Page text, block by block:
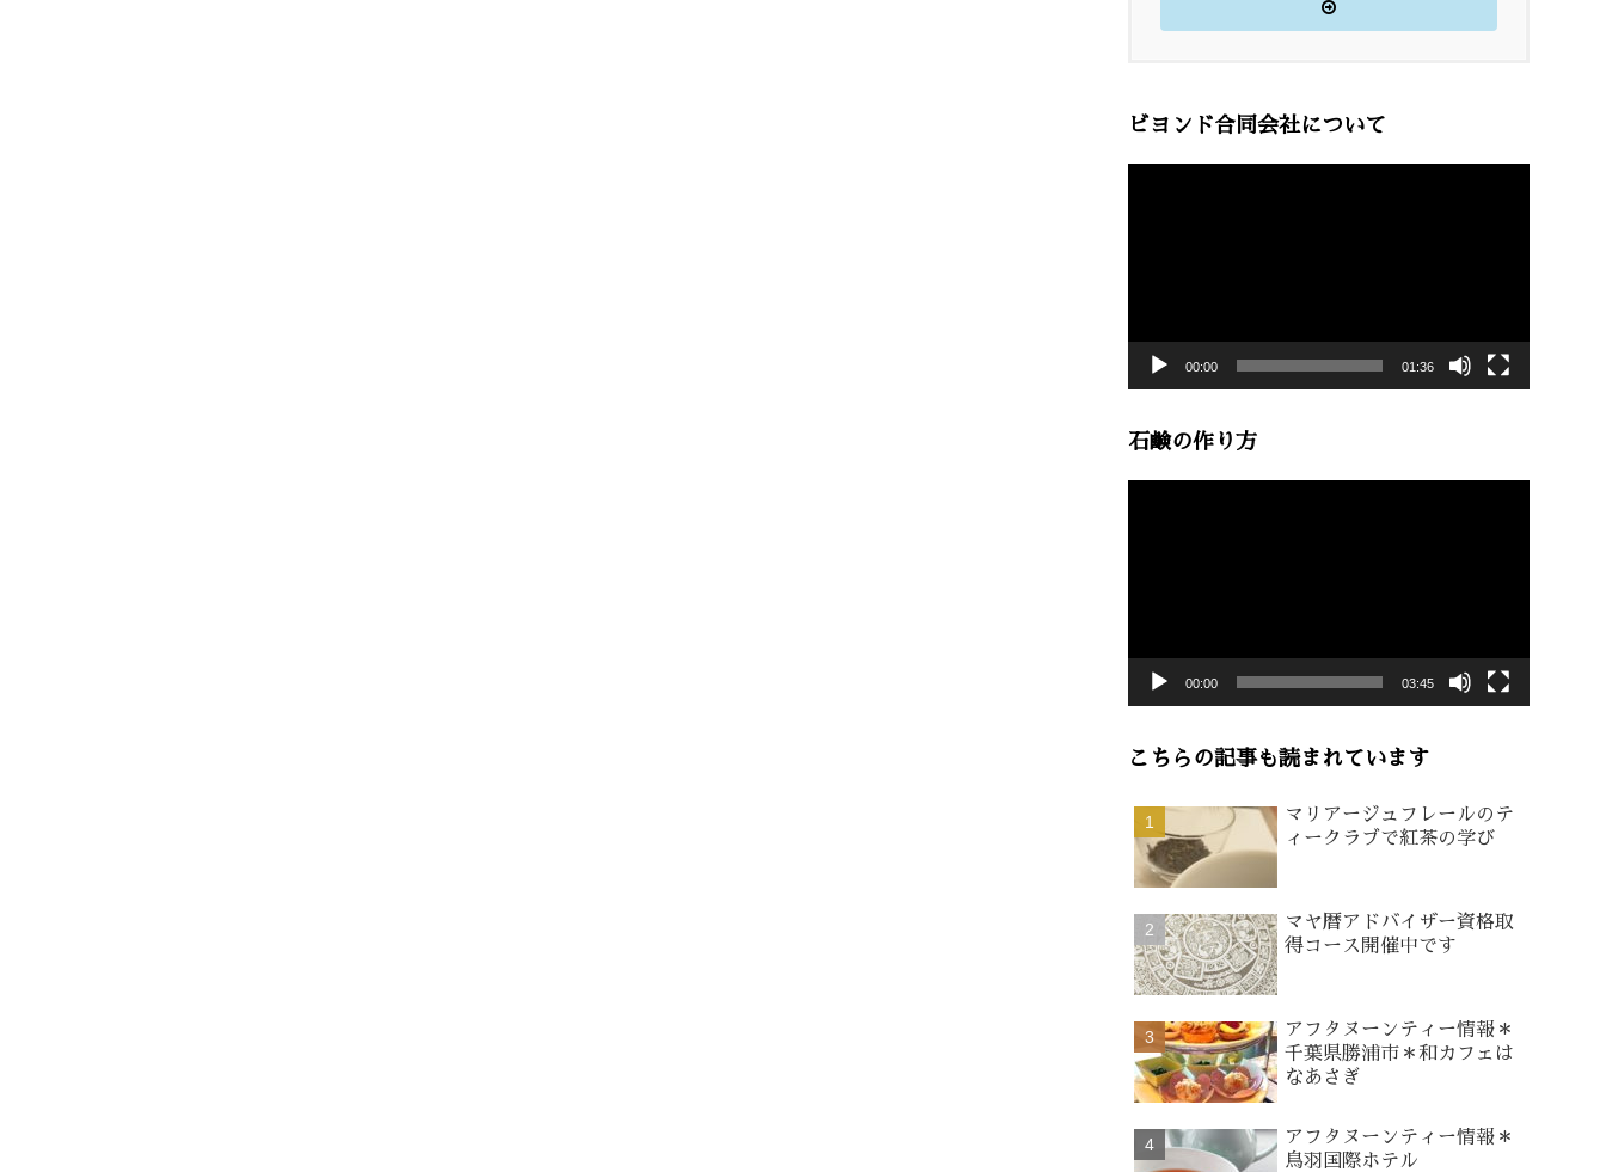
ビヨンド合同会社について
00:00 01:36
石鹸の作り方
00:00 03:45
こちらの記事も読まれています
マリアージュフレールのテ
ィークラブで紅茶の学び
マヤ暦アドバイザー資格取
得コース開催中です
アフタヌーンティー情報＊
千葉県勝浦市＊和カフェは
なあさぎ
アフタヌーンティー情報＊
鳥羽国際ホテル